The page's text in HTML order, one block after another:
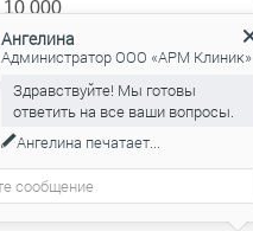
10 000
6 000
15 000
Ангелина
Администратор ООО «АРМ Клиник»
Здравствуйте! Мы готовы
ответить на все ваши вопросы.
Ангелина печатает...